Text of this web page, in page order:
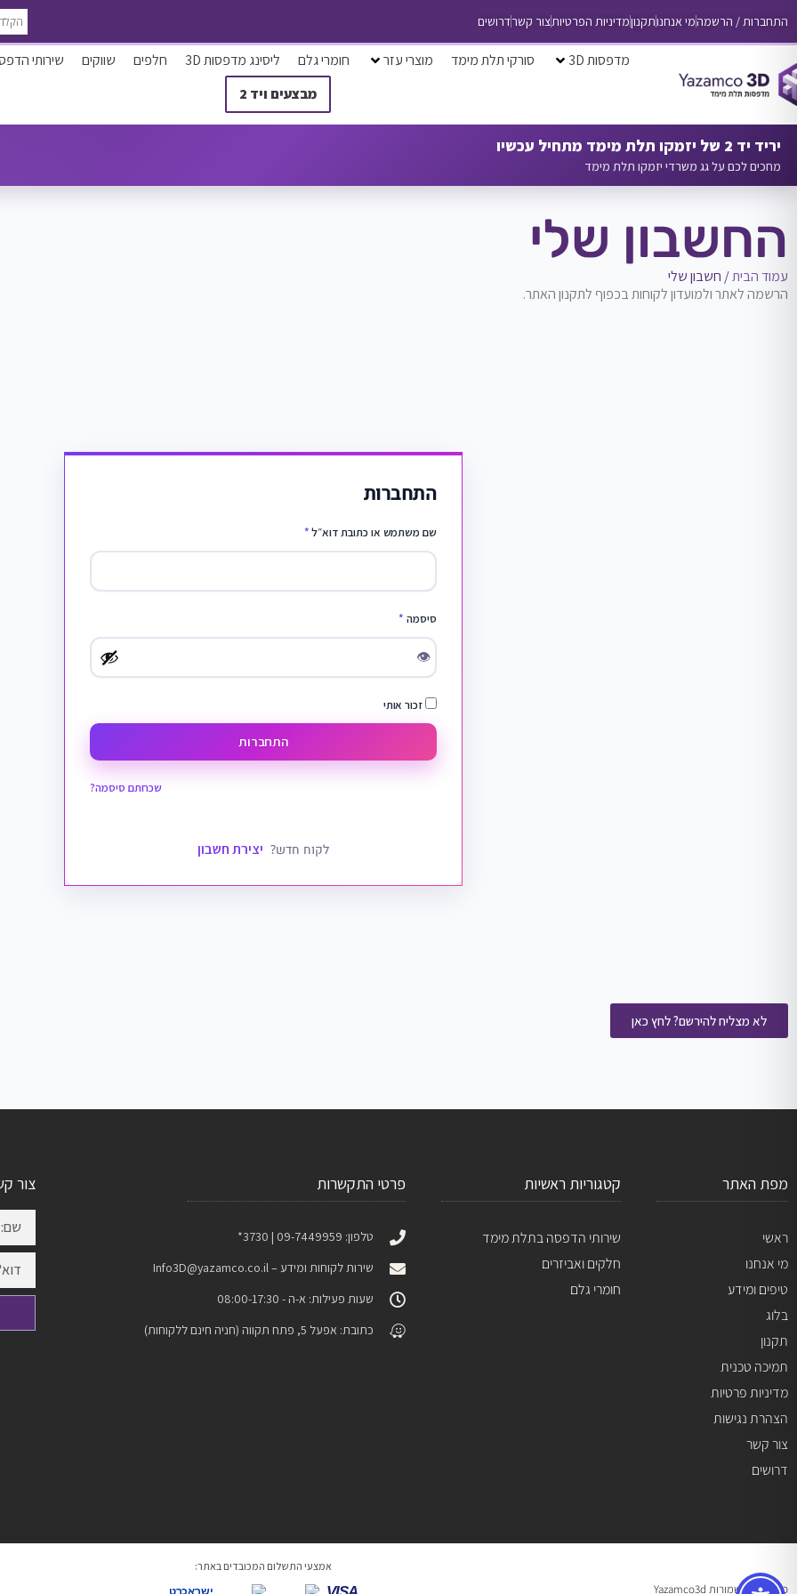
התחברות / הרשמהמי אנחנותקנוןמדיניות הפרטיותצור קשרדרושים
מדפסות 3D סורקי תלת מימד מוצרי עזר חומרי גלם ליסינג מדפסות 3D חלפים שווקים
שירותי
מבצעים ויד 2
יריד יד 2 של יזמקו תלת מימד מתחיל עכשיו
מחכים לכם על גג משרדי יזמקו תלת מימד
החשבון שלי
עמוד הבית/ חשבון שלי
הרשמה לאתר ולמועדון לקוחות בכפוף לתקנון האתר.
התחברות
שם משתמש או כתובת דוא״ל*
סיסמה *
👁
זכור אותי
התחברות
שכחתם סיסמה?
לקוח חדש? יצירת חשבון
לא מצליח להירשם? לחץ כאן
מפת האתר
ראשי
מי אנחנו
טיפים ומידע
בלוג
תקנון
תמיכה טכנית
מדיניות פרטיות
הצהרת נגישות
צור קשר
דרושים
קטגוריות ראשיות
שירותי הדפסה בתלת מימד
חלקים ואביזרים
חומרי גלם
פרטי התקשרות
טלפון: 09-7449959 | 3730*
שירות לקוחות ומידע –Info3D@yazamco.co.il
שעות פעילות: א-ה - 08:00-17:30
כתובת: אפעל 5, פתח תקווה (חניה חינם ללקוחות)
צור
כל הזכויות שמורות Yazamco3d
אמצעי התשלום המכובדים באתר:
ישראכרט